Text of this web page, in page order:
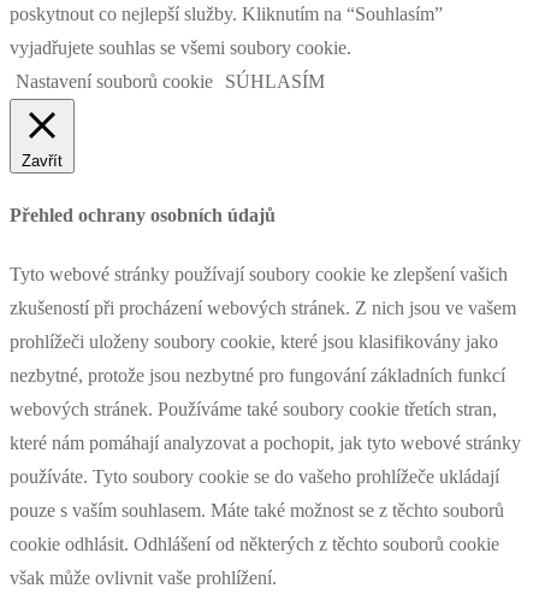
poskytnout co nejlepší služby. Kliknutím na “Souhlasím”
vyjadřujete souhlas se všemi soubory cookie.
Nastavení souborů cookie
SÚHLASÍM
Zavřít
Přehled ochrany osobních údajů
Tyto webové stránky používají soubory cookie ke zlepšení vašich
zkušeností při procházení webových stránek. Z nich jsou ve vašem
prohlížeči uloženy soubory cookie, které jsou klasifikovány jako
nezbytné, protože jsou nezbytné pro fungování základních funkcí
webových stránek. Používáme také soubory cookie třetích stran,
které nám pomáhají analyzovat a pochopit, jak tyto webové stránky
používáte. Tyto soubory cookie se do vašeho prohlížeče ukládají
pouze s vaším souhlasem. Máte také možnost se z těchto souborů
cookie odhlásit. Odhlášení od některých z těchto souborů cookie
však může ovlivnit vaše prohlížení.